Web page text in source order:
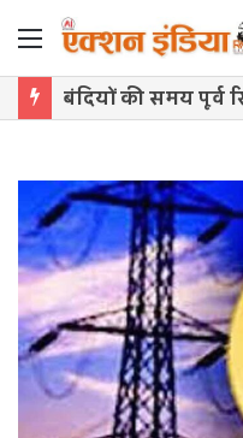
Menu